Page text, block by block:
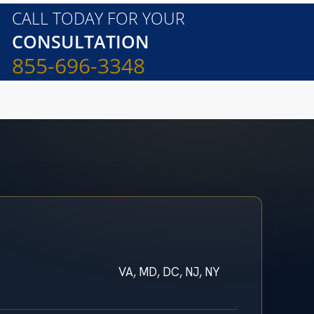
CALL TODAY FOR YOUR
CONSULTATION
855-696-3348
VA, MD, DC, NJ, NY